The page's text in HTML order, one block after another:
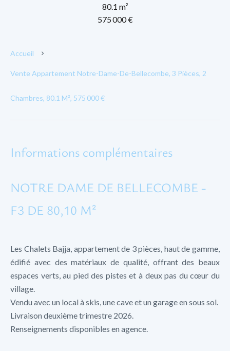
80.1 m²
575 000 €
Accueil
Vente Appartement Notre-Dame-De-Bellecombe, 3 Pièces, 2
Chambres, 80.1 M², 575 000 €
Informations complémentaires
NOTRE DAME DE BELLECOMBE -
F3 DE 80,10 M²
Les Chalets Bajja, appartement de 3 pièces, haut de gamme,
édifié avec des matériaux de qualité, offrant des beaux
espaces verts, au pied des pistes et à deux pas du cœur du
village.
Vendu avec un local à skis, une cave et un garage en sous sol.
Livraison deuxième trimestre 2026.
Renseignements disponibles en agence.